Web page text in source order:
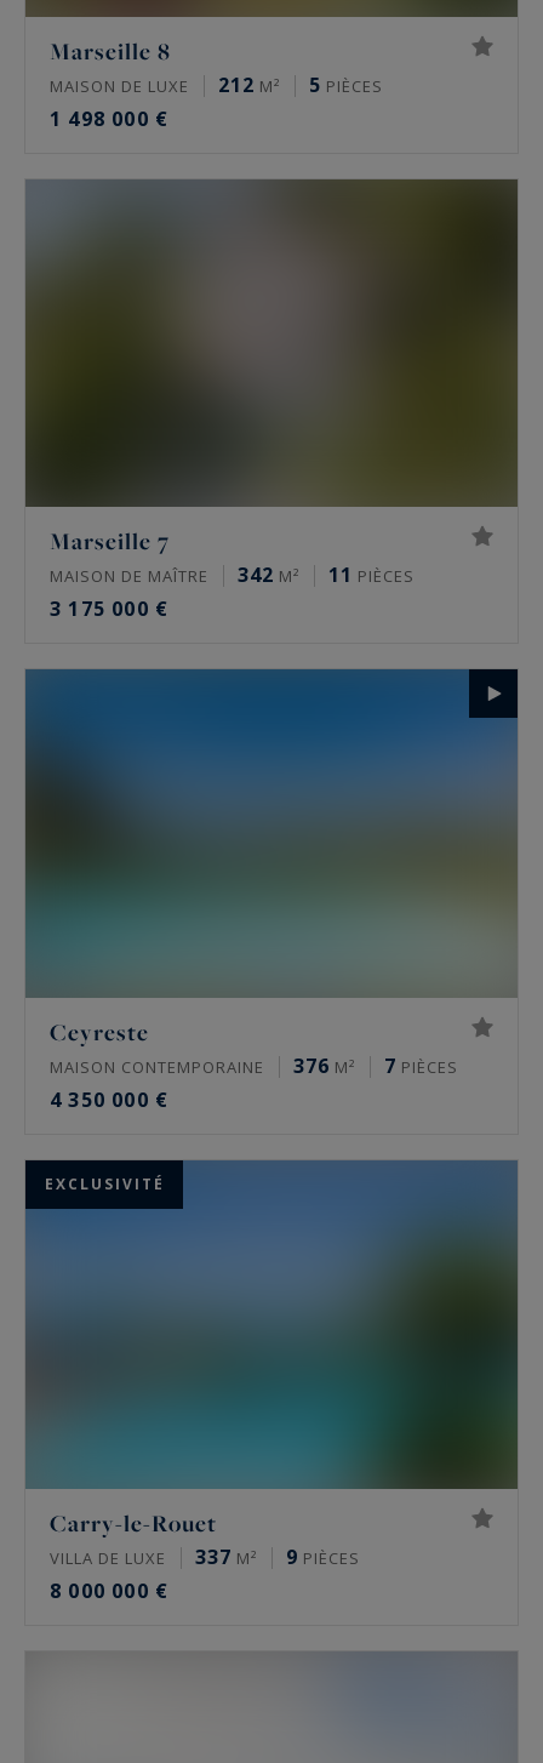
Marseille 8
MAISON DE LUXE 212 M² 5 PIÈCES
1 498 000 €
Marseille 7
MAISON DE MAÎTRE 342 M² 11 PIÈCES
3 175 000 €
Ceyreste
MAISON CONTEMPORAINE 376 M² 7 PIÈCES
4 350 000 €
EXCLUSIVITÉ
Carry-le-Rouet
VILLA DE LUXE 337 M² 9 PIÈCES
8 000 000 €